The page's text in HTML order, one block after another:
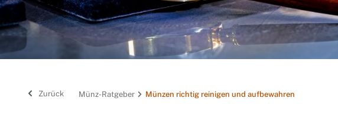
Zurück Münz-Ratgeber Münzen richtig reinigen und aufbewahren